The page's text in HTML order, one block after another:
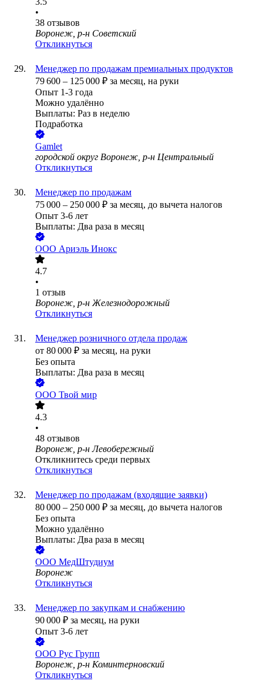
•
38 отзывов
Воронеж, р-н Советский
Откликнуться
Менеджер по продажам премиальных продуктов
79 600 – 125 000 ₽ за месяц, на руки
Опыт 1-3 года
Можно удалённо
Выплаты: Раз в неделю
Подработка
Gamlet
городской округ Воронеж, р-н Центральный
Откликнуться
Менеджер по продажам
75 000 – 250 000 ₽ за месяц, до вычета налогов
Опыт 3-6 лет
Выплаты: Два раза в месяц
ООО Ариэль Инокс
4.7
•
1 отзыв
Воронеж, р-н Железнодорожный
Откликнуться
Менеджер розничного отдела продаж
от 80 000 ₽ за месяц, на руки
Без опыта
Выплаты: Два раза в месяц
ООО Твой мир
4.3
•
48 отзывов
Воронеж, р-н Левобережный
Откликнитесь среди первых
Откликнуться
Менеджер по продажам (входящие заявки)
80 000 – 250 000 ₽ за месяц, до вычета налогов
Без опыта
Можно удалённо
Выплаты: Два раза в месяц
ООО МедШтудиум
Воронеж
Откликнуться
Менеджер по закупкам и снабжению
90 000 ₽ за месяц, на руки
Опыт 3-6 лет
ООО Рус Групп
Воронеж, р-н Коминтерновский
Откликнуться